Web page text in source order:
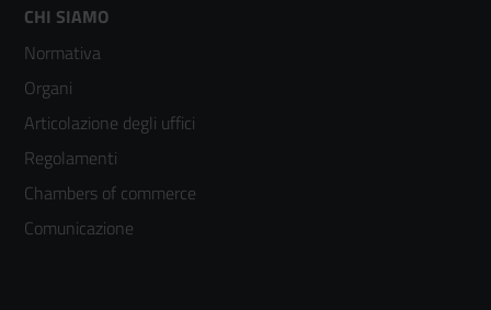
Footer
menù
colonna
3
CHI SIAMO
Normativa
Organi
Articolazione degli uffici
Regolamenti
Chambers of commerce
Comunicazione